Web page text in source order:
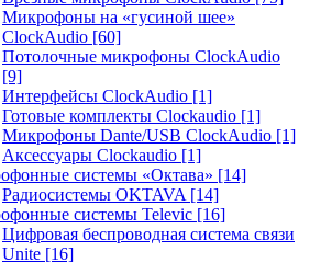
Микрофоны на «гусиной шее»
ClockAudio [60]
Потолочные микрофоны ClockAudio
[9]
Интерфейсы ClockAudio [1]
Готовые комплекты Clockaudio [1]
Микрофоны Dante/USB ClockAudio [1]
Аксессуары Clockaudio [1]
системы «Октава» [14]
Радиосистемы OKTAVA [14]
системы Televic [16]
Цифровая беспроводная система связи
Unite [16]